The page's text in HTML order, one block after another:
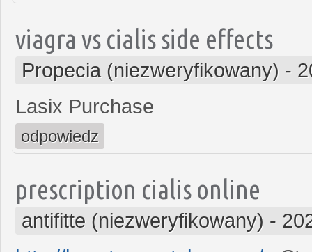
viagra vs cialis side effects
Propecia (niezweryfikowany) -
Lasix Purchase
odpowiedz
prescription cialis online
antifitte (niezweryfikowany) -